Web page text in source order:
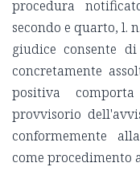
procedura
secondo e quarto, l.
giudice consente
concretamente
positiva
provvisorio
conformemente
come procedimento